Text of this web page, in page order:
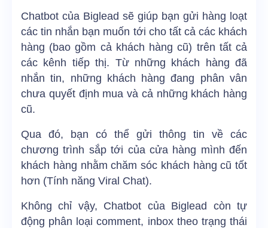
Chatbot của Biglead sẽ giúp bạn gửi hàng loạt
các tin nhắn bạn muốn tới cho tất cả các khách
hàng (bao gồm cả khách hàng cũ) trên tất cả
các kênh tiếp thị. Từ những khách hàng đã
nhắn tin, những khách hàng đang phân vân
chưa quyết định mua và cả những khách hàng
cũ.
Qua đó, bạn có thể gửi thông tin về các
chương trình sắp tới của cửa hàng mình đến
khách hàng nhằm chăm sóc khách hàng cũ tốt
hơn (Tính năng Viral Chat).
Không chỉ vậy, Chatbot của Biglead còn tự
động phân loại comment, inbox theo trạng thái